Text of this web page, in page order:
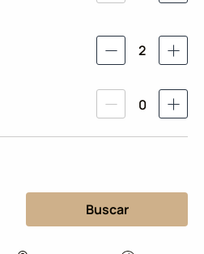
2
0
Buscar